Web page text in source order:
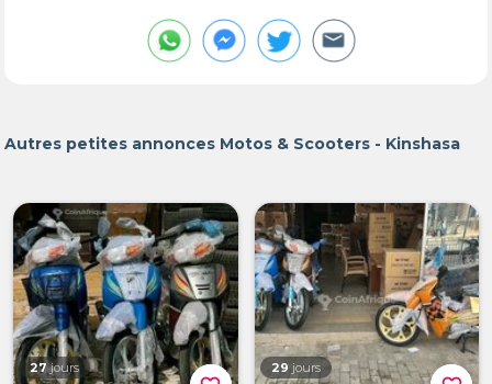
Autres petites annonces Motos & Scooters - Kinshasa
27 jours 29 jours